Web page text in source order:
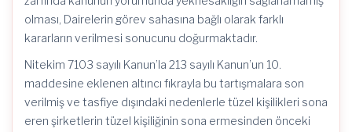
olması, Dairelerin görev sahasına bağlı olarak farklı
kararların verilmesi sonucunu doğurmaktadır.
Nitekim 7103 sayılı Kanun’la 213 sayılı Kanun’un 10.
maddesine eklenen altıncı fıkrayla bu tartışmalara son
verilmiş ve tasfiye dışındaki nedenlerle tüzel kişilikleri sona
eren şirketlerin tüzel kişiliğinin sona ermesinden önceki